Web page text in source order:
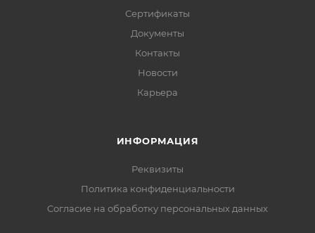
Сертификаты
Документы
Контакты
Новости
Карьера
ИНФОРМАЦИЯ
Реквизиты
Политика конфиденциальности
Cогласие на обработку персональных данных